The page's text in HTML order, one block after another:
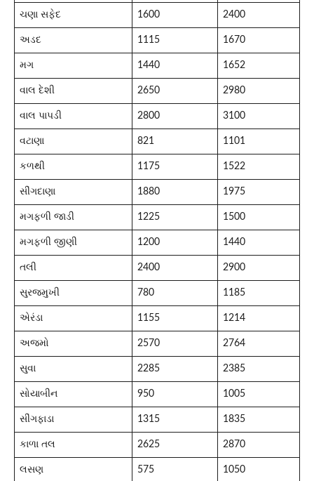
ચણા સફેદ 1600 2400
અડદ 1115 1670
મગ 1440 1652
વાલ દેશી 2650 2980
વાલ પાપડી 2800 3100
વટાણા 821 1101
કળથી 1175 1522
સીંગદાણા 1880 1975
મગફળી જાડી 1225 1500
મગફળી જીણી 1200 1440
તલી 2400 2900
સુરજમુખી 780 1185
એરંડા 1155 1214
અજમો 2570 2764
સુવા 2285 2385
સોયાબીન 950 1005
સીંગફાડા 1315 1835
કાળા તલ 2625 2870
લસણ 575 1050